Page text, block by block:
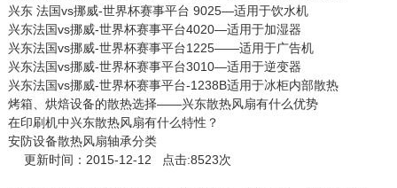
兴东 法国vs挪威-世界杯赛事平台 9025—适用于饮水机
兴东法国vs挪威-世界杯赛事平台4020—适用于加湿器
兴东法国vs挪威-世界杯赛事平台1225——适用于广告机
兴东法国vs挪威-世界杯赛事平台3010—适用于逆变器
兴东法国vs挪威-世界杯赛事平台-1238B适用于冰柜内部散热
烤箱、烘焙设备的散热选择——兴东散热风扇有什么优势
在印刷机中兴东散热风扇有什么特性？
安防设备散热风扇轴承分类
更新时间：2015-12-12 点击:8523次